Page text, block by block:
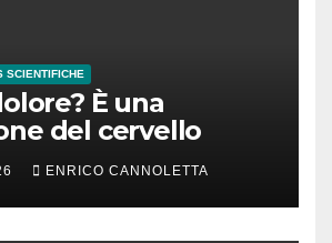
SCIENTIFICHE
È una
del cervello
ENRICO CANNOLETTA